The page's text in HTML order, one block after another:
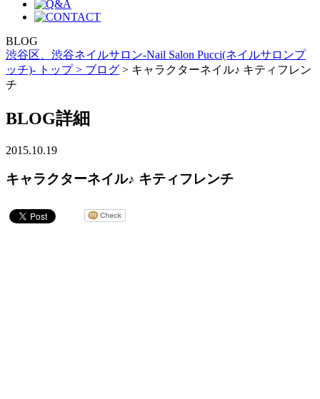
BLOG
渋谷区、渋谷ネイルサロン-Nail Salon Pucci(ネイルサロンプ
ッチ)- トップ > ブログ > キャラクターネイル♪ キティフレン
チ
BLOG詳細
2015.10.19
キャラクターネイル♪ キティフレンチ